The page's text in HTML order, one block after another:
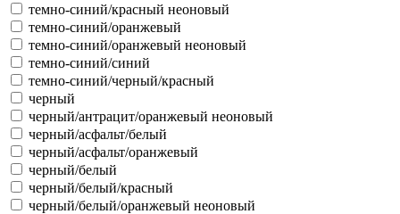
темно-синий/красный неоновый
темно-синий/оранжевый
темно-синий/оранжевый неоновый
темно-синий/синий
темно-синий/черный/красный
черный
черный/антрацит/оранжевый неоновый
черный/асфальт/белый
черный/асфальт/оранжевый
черный/белый
черный/белый/красный
черный/белый/оранжевый неоновый